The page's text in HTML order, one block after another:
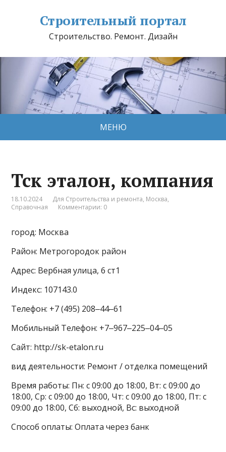
Строительный портал
Строительство. Ремонт. Дизайн
МЕНЮ
Тск эталон, компания
18.10.2024 Для Строительства и ремонта, Москва,
Справочная
Комментарии: 0
город: Москва
Район: Метрогородок район
Адрес: Вербная улица, 6 ст1
Индекс: 107143.0
Телефон: +7 (495) 208‒44‒61
Мобильный Телефон: +7‒967‒225‒04‒05
Сайт: http://sk-etalon.ru
вид деятельности: Ремонт / отделка помещений
Время работы: Пн: с 09:00 до 18:00, Вт: с 09:00 до
18:00, Ср: с 09:00 до 18:00, Чт: с 09:00 до 18:00, Пт: с
09:00 до 18:00, Сб: выходной, Вс: выходной
Способ оплаты: Оплата через банк